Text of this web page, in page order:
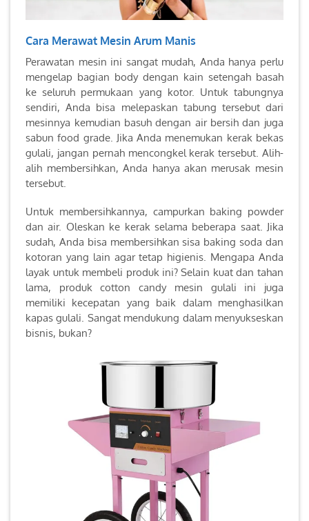
Cara Merawat Mesin Arum Manis
Perawatan mesin ini sangat mudah, Anda hanya perlu
mengelap bagian body dengan kain setengah basah
ke seluruh permukaan yang kotor. Untuk tabungnya
sendiri, Anda bisa melepaskan tabung tersebut dari
mesinnya kemudian basuh dengan air bersih dan juga
sabun food grade. Jika Anda menemukan kerak bekas
gulali, jangan pernah mencongkel kerak tersebut. Alih-
alih membersihkan, Anda hanya akan merusak mesin
tersebut.
Untuk membersihkannya, campurkan baking powder
dan air. Oleskan ke kerak selama beberapa saat. Jika
sudah, Anda bisa membersihkan sisa baking soda dan
kotoran yang lain agar tetap higienis. Mengapa Anda
layak untuk membeli produk ini? Selain kuat dan tahan
lama, produk cotton candy mesin gulali ini juga
memiliki kecepatan yang baik dalam menghasilkan
kapas gulali. Sangat mendukung dalam menyukseskan
bisnis, bukan?